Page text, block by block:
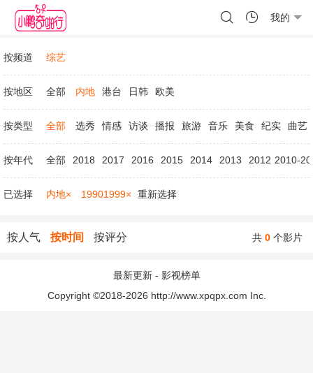
我的
按频道 综艺
按地区 全部 内地 港台 日韩 欧美
按类型 全部 选秀 情感 访谈 播报 旅游 音乐 美食 纪实 曲艺
按年代 全部 2018 2017 2016 2015 2014 2013 2012 2010-
已选择 内地× 19901999× 重新选择
按人气 按时间 按评分 共 0 个影片
最新更新- 影视榜单
Copyright ©2018-2026 http://www.xpqpx.com Inc.